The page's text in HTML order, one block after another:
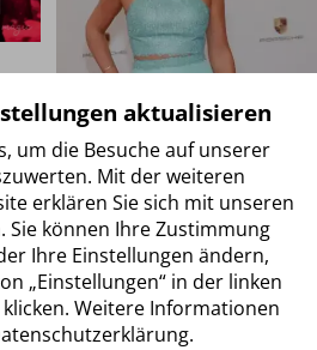
aktualisieren
um die Besuche auf unserer
Mit der weiteren
erklären Sie sich mit unseren
Sie können Ihre Zustimmung
Ihre Einstellungen ändern,
„Einstellungen“ in der linken
Weitere Informationen